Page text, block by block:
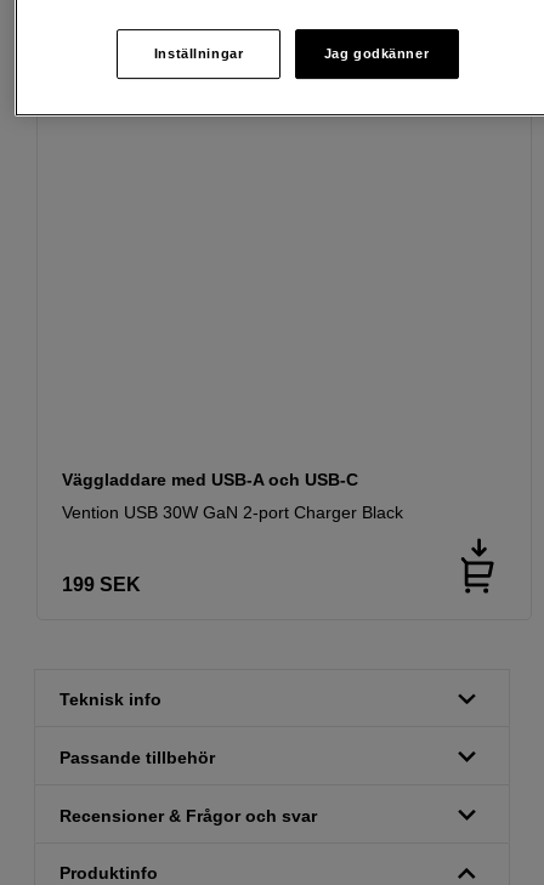
Passande tillbehör Se fler tillbehör
Väggladdare med USB-A och USB-C
Vention USB 30W GaN 2-port Charger Black
199 SEK
Teknisk info
Passande tillbehör
Recensioner & Frågor och svar
Produktinfo
Inställningar Jag godkänner